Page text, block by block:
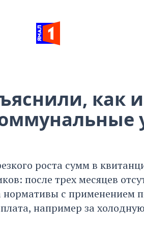
как
роста сумм в
после трех месяцев
нормативы с
например за